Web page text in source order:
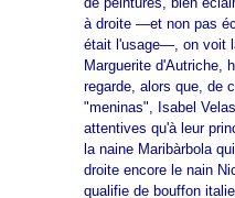
à droite —et non pas
était l'usage—, on voit
Marguerite d'Autriche,
regarde, alors que, de
"meninas", Isabel
attentives qu'à leur
la naine Maribàrbola
droite encore le nain
qualifie de bouffon